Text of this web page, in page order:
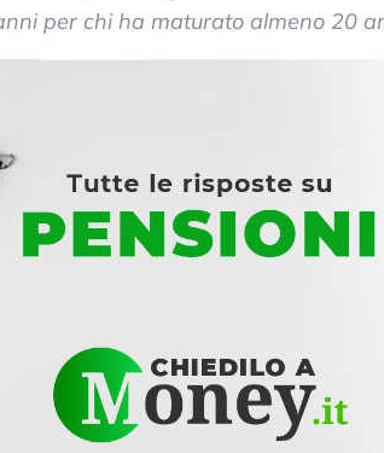
per chi ha maturato almeno 20